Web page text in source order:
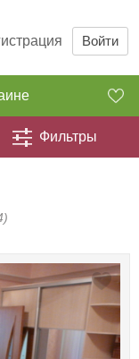
Войти
Фильтры